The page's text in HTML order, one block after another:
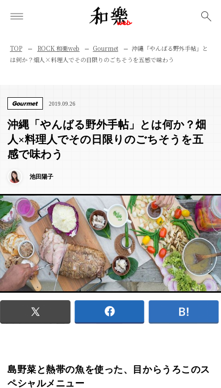
TOP ROCK 和樂web Gourmet
沖縄「やんばる野外手帖」と
は何か？畑人×料理人でその日限りのごちそうを五感で味わう
Gourmet 2019.09.26
沖縄「やんばる野外手帖」とは何か？畑
人×料理人でその日限りのごちそうを五
感で味わう
池田陽子
島野菜と熱帯の魚を使った、目からうろこのス
ペシャルメニュー